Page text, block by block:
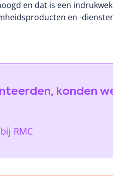
en dat is een
en -
konden
RMC